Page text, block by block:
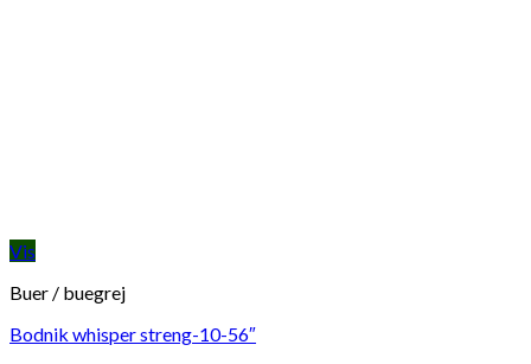
Vis
Buer / buegrej
Bodnik whisper streng-10-56″